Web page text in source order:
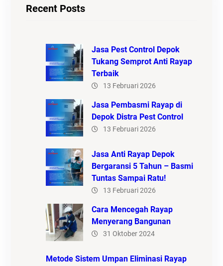
Recent Posts
Jasa Pest Control Depok
Tukang Semprot Anti Rayap
Terbaik
13 Februari 2026
Jasa Pembasmi Rayap di
Depok Distra Pest Control
13 Februari 2026
Jasa Anti Rayap Depok
Bergaransi 5 Tahun – Basmi
Tuntas Sampai Ratu!
13 Februari 2026
Cara Mencegah Rayap
Menyerang Bangunan
31 Oktober 2024
Metode Sistem Umpan Eliminasi Rayap